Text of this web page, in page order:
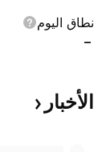
نطاق اليوم
–
الأخبار